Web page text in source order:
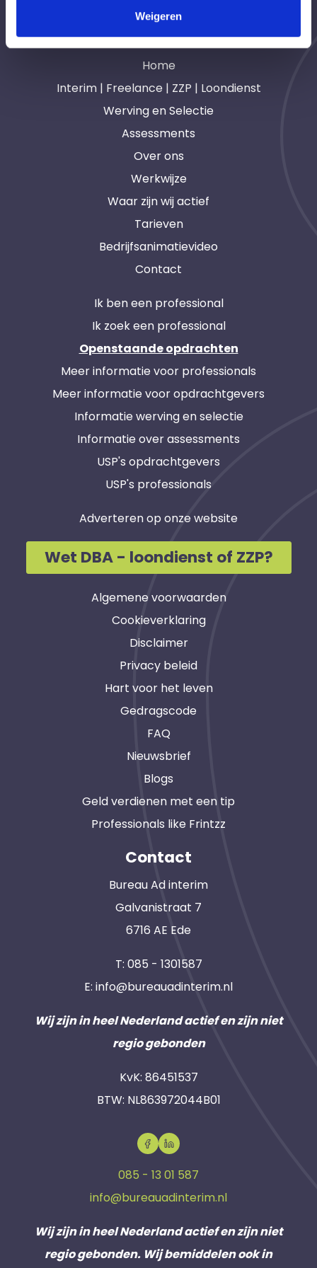
Weigeren
Navigatie
Home
Interim | Freelance | ZZP | Loondienst
Werving en Selectie
Assessments
Over ons
Werkwijze
Waar zijn wij actief
Tarieven
Bedrijfsanimatievideo
Contact
Ik ben een professional
Ik zoek een professional
Openstaande opdrachten
Meer informatie voor professionals
Meer informatie voor opdrachtgevers
Informatie werving en selectie
Informatie over assessments
USP's opdrachtgevers
USP's professionals
Adverteren op onze website
Wet DBA - loondienst of ZZP?
Algemene voorwaarden
Cookieverklaring
Disclaimer
Privacy beleid
Hart voor het leven
Gedragscode
FAQ
Nieuwsbrief
Blogs
Geld verdienen met een tip
Professionals like Frintzz
Contact
Bureau Ad interim
Galvanistraat 7
6716 AE Ede
T: 085 - 1301587
E: info@bureauadinterim.nl
Wij zijn in heel Nederland actief en zijn niet
regio gebonden
KvK: 86451537
BTW: NL863972044B01
085 - 13 01 587
info@bureauadinterim.nl
Wij zijn in heel Nederland actief en zijn niet
regio gebonden. Wij bemiddelen ook in